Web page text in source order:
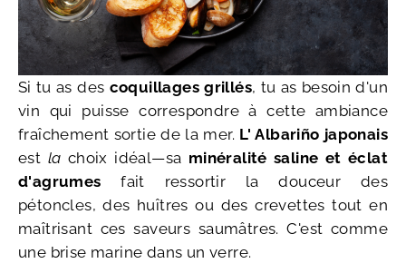
Si tu as des coquillages grillés, tu as besoin d'un
vin qui puisse correspondre à cette ambiance
fraîchement sortie de la mer. L' Albariño japonais
est la choix idéal—sa minéralité saline et éclat
d'agrumes fait ressortir la douceur des
pétoncles, des huîtres ou des crevettes tout en
maîtrisant ces saveurs saumâtres. C'est comme
une brise marine dans un verre.